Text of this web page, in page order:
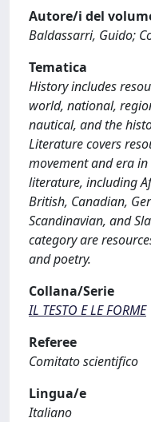
Autore/i del
Baldassarri, Guido;
Tematica
History includes
world, national,
nautical, and the
Literature covers
movement and era
literature, including
British, Canadian,
Scandinavian, and
category are
and poetry.
Collana/Serie
IL TESTO E LE FORME
Referee
Comitato scientifico
Lingua/e
Italiano